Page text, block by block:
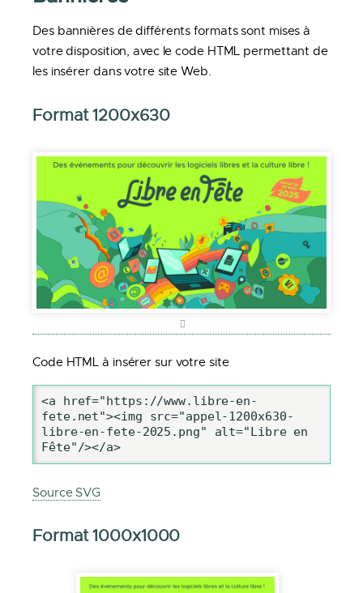
Des bannières de différents formats sont mises à
votre disposition, avec le code HTML permettant de
les insérer dans votre site Web.
Format 1200x630
Code HTML à insérer sur votre site
<a href="https://www.libre-en-
fete.net"><img src="appel-1200x630-
libre-en-fete-2025.png" alt="Libre en
Fête"/></a>
Source SVG
Format 1000x1000